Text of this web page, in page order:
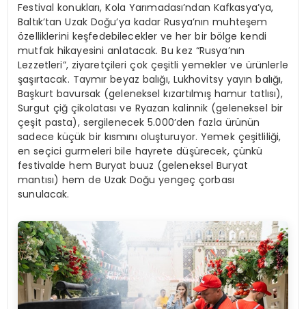
Festival konukları, Kola Yarımadası’ndan Kafkasya’ya,
Baltık’tan Uzak Doğu’ya kadar Rusya’nın muhteşem
özelliklerini keşfedebilecekler ve her bir bölge kendi
mutfak hikayesini anlatacak. Bu kez “Rusya’nın
Lezzetleri”, ziyaretçileri çok çeşitli yemekler ve ürünlerle
şaşırtacak. Taymır beyaz balığı, Lukhovitsy yayın balığı,
Başkurt bavursak (geleneksel kızartılmış hamur tatlısı),
Surgut çiğ çikolatası ve Ryazan kalinnik (geleneksel bir
çeşit pasta), sergilenecek 5.000’den fazla ürünün
sadece küçük bir kısmını oluşturuyor. Yemek çeşitliliği,
en seçici gurmeleri bile hayrete düşürecek, çünkü
festivalde hem Buryat buuz (geleneksel Buryat
mantısı) hem de Uzak Doğu yengeç çorbası
sunulacak.